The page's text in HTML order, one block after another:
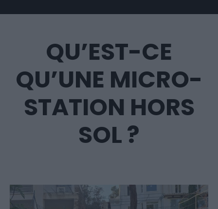
QU’EST-CE
QU’UNE MICRO-
STATION HORS
SOL ?